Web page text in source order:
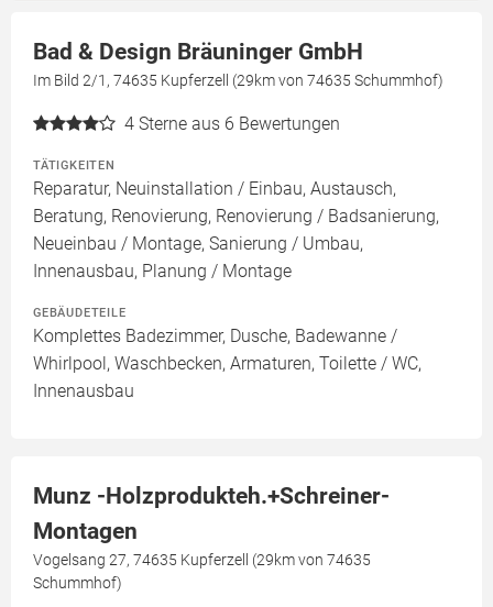
Bad & Design Bräuninger GmbH
Im Bild 2/1, 74635 Kupferzell (29km von 74635 Schummhof)
4 Sterne aus 6 Bewertungen
TÄTIGKEITEN
Reparatur, Neuinstallation / Einbau, Austausch,
Beratung, Renovierung, Renovierung / Badsanierung,
Neueinbau / Montage, Sanierung / Umbau,
Innenausbau, Planung / Montage
GEBÄUDETEILE
Komplettes Badezimmer, Dusche, Badewanne /
Whirlpool, Waschbecken, Armaturen, Toilette / WC,
Innenausbau
Munz -Holzprodukteh.+Schreiner-
Montagen
Vogelsang 27, 74635 Kupferzell (29km von 74635
Schummhof)